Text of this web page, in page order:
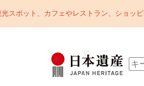
ョッピング、おみやげなど甲賀市をま